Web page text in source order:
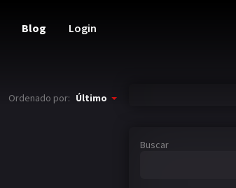
Blog Login
Ordenado por: Último
Buscar